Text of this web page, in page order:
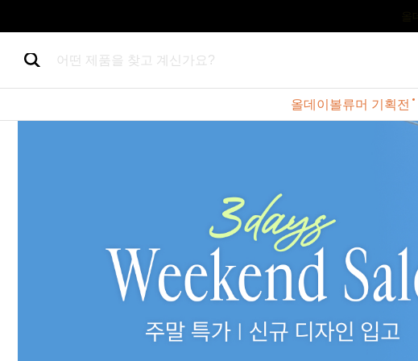
어떤 제품을 찾고 계신가요?
올데이볼류머 기획전